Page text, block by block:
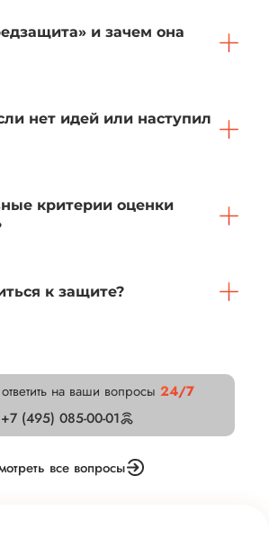
и зачем она
нет идей или наступил
критерии оценки
к защите?
на ваши вопросы 24/7
+7 (495) 085-00-01
все вопросы